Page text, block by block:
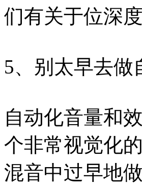
们有关于位深
5、别太早去做
自动化音量和
个非常视觉化
混音中过早地